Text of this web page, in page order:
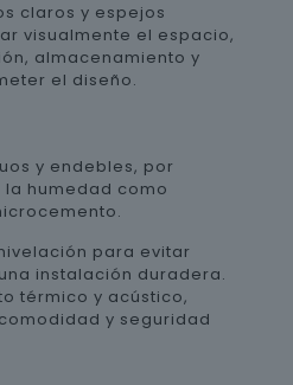
claros y espejos
visualmente el espacio,
almacenamiento y
el diseño.
y endebles, por
humedad como
para evitar
instalación duradera.
térmico y acústico,
y seguridad